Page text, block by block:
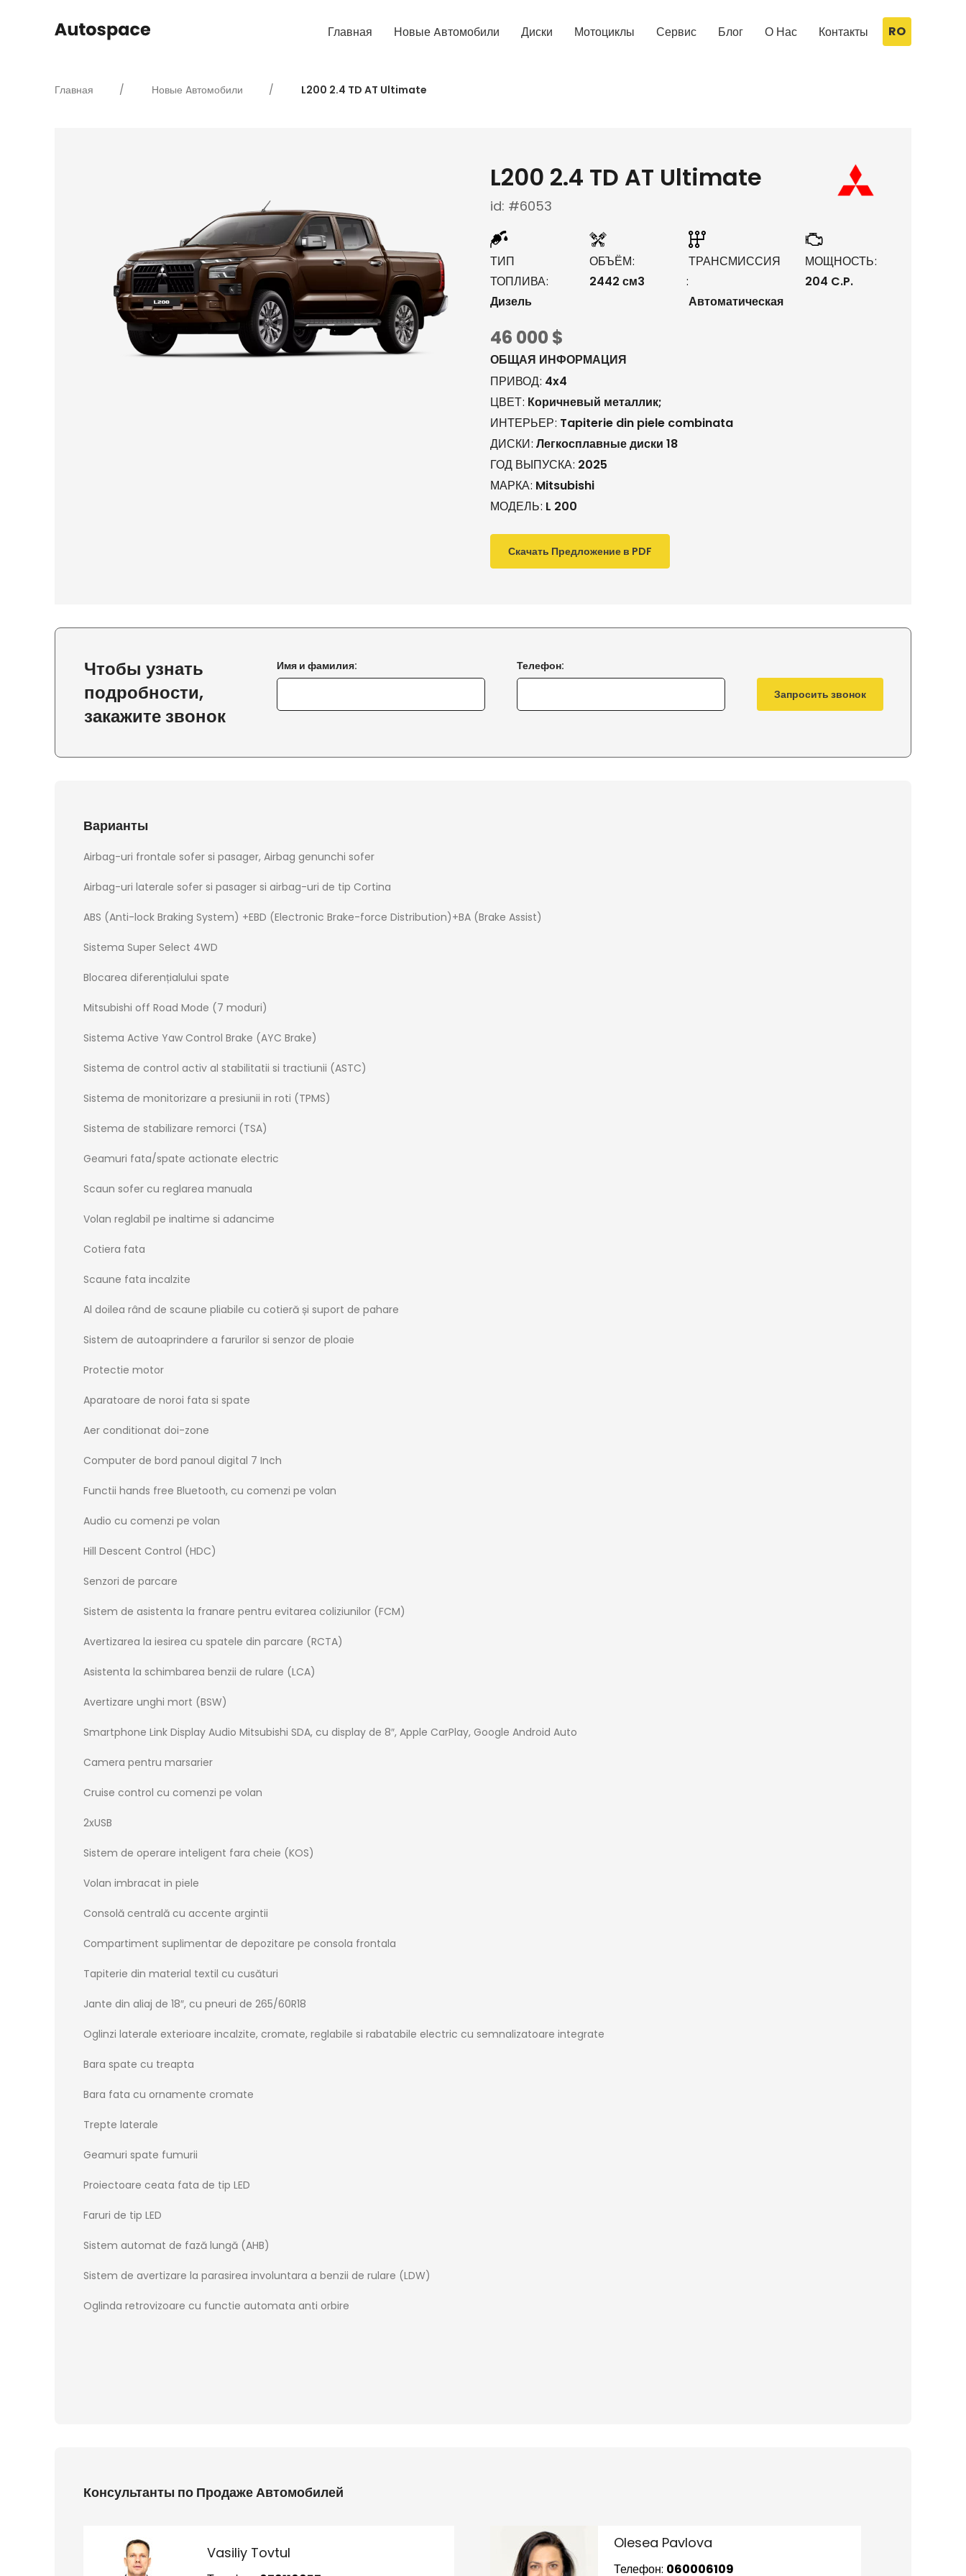
Главная Новые Aвтомобили Диски Мотоциклы Сервис Блог О Нас Контакты RO
Главная Новые Aвтомобили L200 2.4 TD AT Ultimate
L200 2.4 TD AT Ultimate
id: #6053
ТИП
ТОПЛИВА
Дизель
ОБЪЁМ
2442 см3
ТРАНСМИССИЯ
Автоматическая
МОЩНОСТЬ
204 C.P.
46 000 $
ОБЩАЯ ИНФОРМАЦИЯ
ПРИВОД 4x4
ЦВЕТ Коричневый металлик;
ИНТЕРЬЕР Tapiterie din piele combinata
ДИСКИ Легкосплавные диски 18
ГОД ВЫПУСКА 2025
МАРКА Mitsubishi
МОДЕЛЬ L 200
Скачать Предложение в PDF
Чтобы узнать
подробности,
закажите звонок
Имя и фамилия: Телефон:
Варианты
Airbag-uri frontale sofer si pasager, Airbag genunchi sofer
Airbag-uri laterale sofer si pasager si airbag-uri de tip Cortina
ABS (Anti-lock Braking System) +EBD (Electronic Brake-force Distribution)+BA (Brake Assist)
Sistema Super Select 4WD
Blocarea diferențialului spate
Mitsubishi off Road Mode (7 moduri)
Sistema Active Yaw Control Brake (AYC Brake)
Sistema de control activ al stabilitatii si tractiunii (ASTC)
Sistema de monitorizare a presiunii in roti (TPMS)
Sistema de stabilizare remorci (TSA)
Geamuri fata/spate actionate electric
Scaun sofer cu reglarea manuala
Volan reglabil pe inaltime si adancime
Cotiera fata
Scaune fata incalzite
Al doilea rând de scaune pliabile cu cotieră și suport de pahare
Sistem de autoaprindere a farurilor si senzor de ploaie
Protectie motor
Aparatoare de noroi fata si spate
Aer conditionat doi-zone
Computer de bord panoul digital 7 Inch
Functii hands free Bluetooth, cu comenzi pe volan
Audio cu comenzi pe volan
Hill Descent Control (HDC)
Senzori de parcare
Sistem de asistenta la franare pentru evitarea coliziunilor (FCM)
Avertizarea la iesirea cu spatele din parcare (RCTA)
Asistenta la schimbarea benzii de rulare (LCA)
Avertizare unghi mort (BSW)
Smartphone Link Display Audio Mitsubishi SDA, cu display de 8″, Apple CarPlay, Google Android Auto
Camera pentru marsarier
Cruise control cu comenzi pe volan
2xUSB
Sistem de operare inteligent fara cheie (KOS)
Volan imbracat in piele
Consolă centrală cu accente argintii
Сompartiment suplimentar de depozitare pe consola frontala
Tapiterie din material textil cu cusături
Jante din aliaj de 18″, cu pneuri de 265/60R18
Oglinzi laterale exterioare incalzite, cromate, reglabile si rabatabile electric cu semnalizatoare integrate
Bara spate cu treapta
Bara fata cu ornamente cromate
Trepte laterale
Geamuri spate fumurii
Proiectoare ceata fata de tip LED
Faruri de tip LED
Sistem automat de fază lungă (AHB)
Sistem de avertizare la parasirea involuntara a benzii de rulare (LDW)
Oglinda retrovizoare cu functie automata anti orbire
Консультанты по Продаже Автомобилей
Vasiliy Tovtul
Olesea Pavlova
Телефон: 060006109